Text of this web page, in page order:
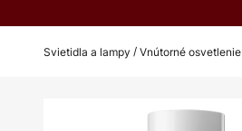
Svietidla a lampy Vnútorné osvetlenie